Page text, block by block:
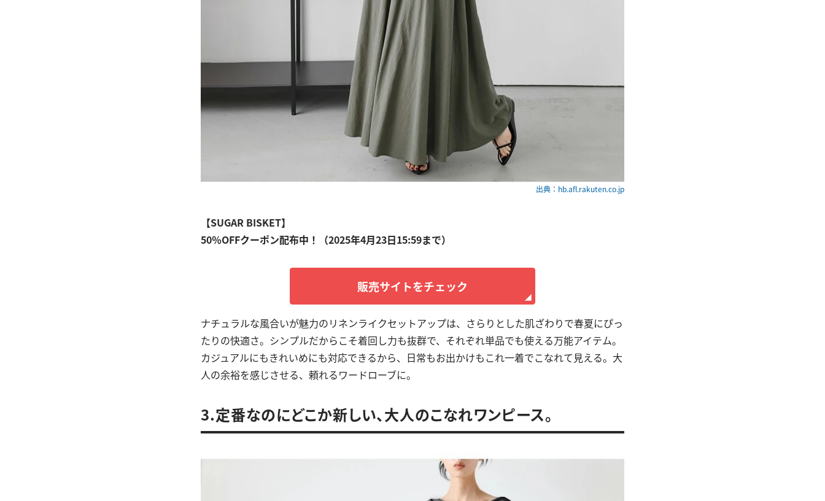
出典：hb.afl.rakuten.co.jp
【SUGAR BISKET】
50％OFFクーポン配布中！（2025年4月23日15:59まで）
販売サイトをチェック
ナチュラルな風合いが魅力のリネンライクセットアップは、さらりとした肌ざわりで春夏にぴっ
たりの快適さ。シンプルだからこそ着回し力も抜群で、それぞれ単品でも使える万能アイテム。
カジュアルにもきれいめにも対応できるから、日常もお出かけもこれ一着でこなれて見える。大
人の余裕を感じさせる、頼れるワードローブに。
3.定番なのにどこか新しい、大人のこなれワンピース。